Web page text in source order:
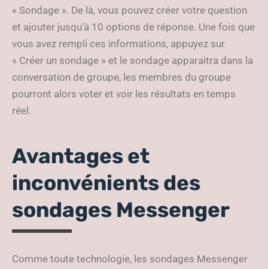
« Sondage ». De là, vous pouvez créer votre question
et ajouter jusqu’à 10 options de réponse. Une fois que
vous avez rempli ces informations, appuyez sur
« Créer un sondage » et le sondage apparaitra dans la
conversation de groupe, les membres du groupe
pourront alors voter et voir les résultats en temps
réel.
Avantages et
inconvénients des
sondages Messenger
Comme toute technologie, les sondages Messenger